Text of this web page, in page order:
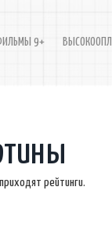
9+
рейтинги.